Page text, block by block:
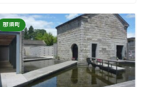
那須町